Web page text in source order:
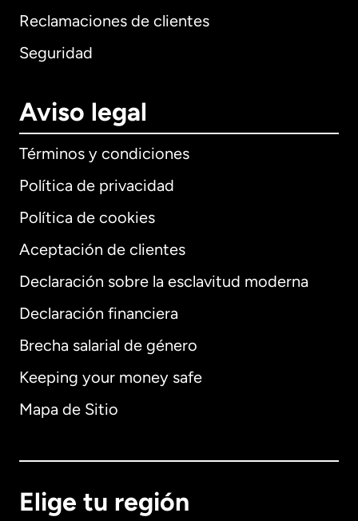
Reclamaciones de clientes
Seguridad
Aviso legal
Términos y condiciones
Política de privacidad
Política de cookies
Aceptación de clientes
Declaración sobre la esclavitud moderna
Declaración financiera
Brecha salarial de género
Keeping your money safe
Mapa de Sitio
Elige tu región
Internacional English
Alemania